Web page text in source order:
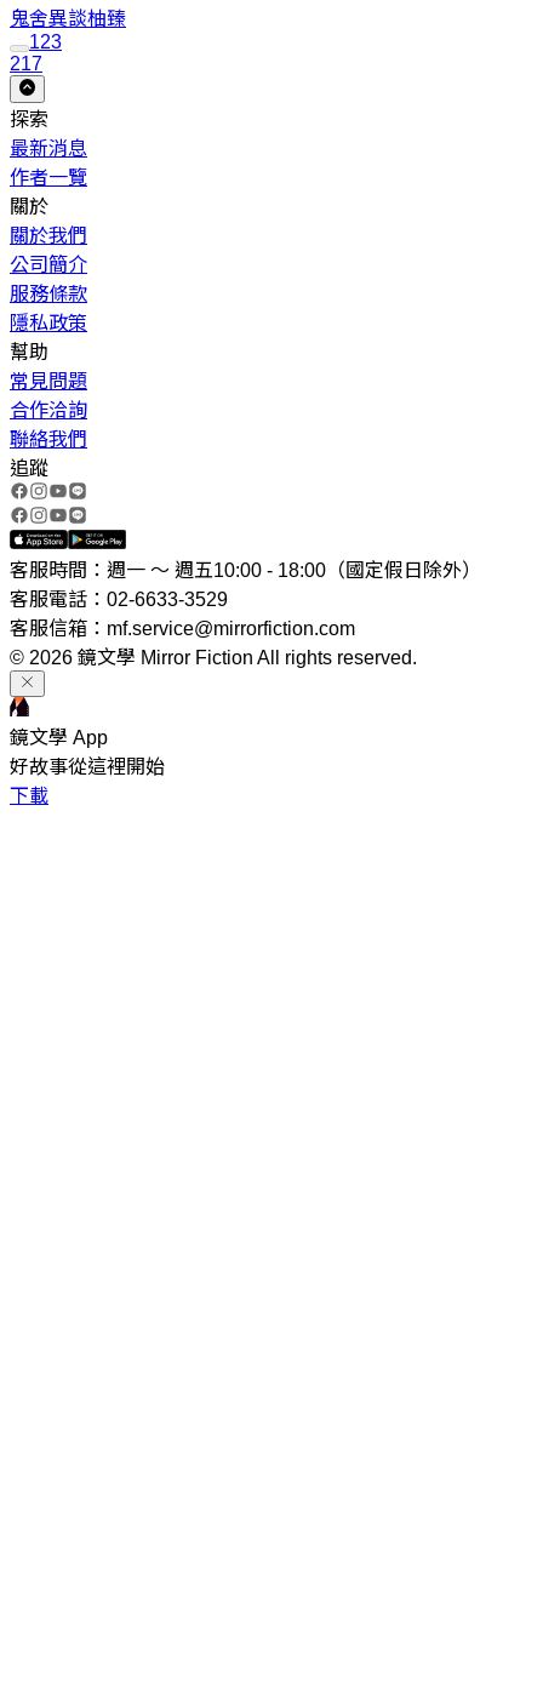
鬼舍異談柚臻
123
217
探索
最新消息
作者一覽
關於
關於我們
公司簡介
服務條款
隱私政策
幫助
常見問題
合作洽詢
聯絡我們
追蹤
客服時間：週一 ～ 週五10:00 - 18:00（國定假日除外）
客服電話：02-6633-3529
客服信箱：mf.service@mirrorfiction.com
© 2026 鏡文學 Mirror Fiction All rights reserved.
鏡文學 App
好故事從這裡開始
下載